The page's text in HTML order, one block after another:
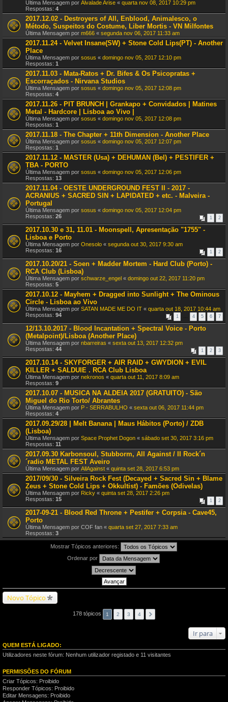
Última Mensagem por Alvalade Arise « quarta nov 08, 2017 10:29 pm
Respostas: 4
2017.12.02 - Destroyers of All, Enblood, Animalesco, o
Método, Suspeitos do Costume, Liber Mortis - VN Milfontes
Última Mensagem por m666 « segunda nov 06, 2017 11:33 am
2017.11.24 - Velvet Insane(SW) + Stone Cold Lips(PT) - Another
Place
Última Mensagem por sosus « domingo nov 05, 2017 12:10 pm
Respostas: 1
2017.11.03 - Mata-Ratos + Dr. Bifes & Os Psicopratas +
Escorraçados - Nirvana Studios
Última Mensagem por sosus « domingo nov 05, 2017 12:08 pm
Respostas: 4
2017.11.26 - PIT BRUNCH | Grankapo + Convidados | Matines
Metal - Hardcore | Lisboa ao Vivo |
Última Mensagem por sosus « domingo nov 05, 2017 12:08 pm
Respostas: 1
2017.11.18 - The Chapter + 11th Dimension - Another Place
Última Mensagem por sosus « domingo nov 05, 2017 12:07 pm
Respostas: 1
2017.11.12 - MASTER (Usa) + DEHUMAN (Bel) + PESTIFER +
TBA - PORTO
Última Mensagem por sosus « domingo nov 05, 2017 12:06 pm
Respostas: 13
2017.11.04 - OESTE UNDERGROUND FEST II - 2017 -
ACRANIUS + SACRED SIN + LAPIDATED + etc. - Malveira -
Portugal
Última Mensagem por sosus « domingo nov 05, 2017 12:04 pm
Respostas: 26 1 2
2017.10.30 e 31, 11.01 - Moonspell, Apresentação "1755" -
Lisboa e Porto
Última Mensagem por Onesolo « segunda out 30, 2017 9:30 am
Respostas: 16 1 2
2017.10.20/21 - Soen + Madder Mortem - Hard Club (Porto) -
RCA Club (Lisboa)
Última Mensagem por schwarze_engel « domingo out 22, 2017 11:20 pm
Respostas: 5
2017.10.12 - Mayhem + Dragged into Sunlight + The Ominous
Circle - Lisboa ao Vivo
Última Mensagem por SATAN MADE ME DO IT « quarta out 18, 2017 10:44 am
Respostas: 94 1 … 4 5 6 7
12/13.10.2017 - Blood Incantation + Spectral Voice - Porto
(Metalpoint)/Lisboa (Another Place)
Última Mensagem por nbarreiras « sexta out 13, 2017 12:32 pm
Respostas: 44 1 2 3
2017.10.14 - SKYFORGER + AIR RAID + GWYDION + EVIL
KILLER + SALDUIE . RCA Club Lisboa
Última Mensagem por nekronos « quarta out 11, 2017 8:09 am
Respostas: 9
2017.10.07 - MUSICA NA ALDEIA 2017 (GRATUITO) - São
Miguel do Rio Torto/ Abrantes
Última Mensagem por P - SERRABULHO « sexta out 06, 2017 11:44 pm
Respostas: 4
2017.09.29/28 | Melt Banana | Maus Hábitos (Porto) / ZDB
(Lisboa)
Última Mensagem por Space Prophet Dogon « sábado set 30, 2017 3:16 pm
Respostas: 11
2017.09.30 Karbonsoul, Stubborm, All Against / II Rock´n
´radio METAL FEST Aveiro
Última Mensagem por AllAgainst « quinta set 28, 2017 6:53 pm
2017/09/30 - Silveira Rock Fest (Decayed + Sacred Sin + Blame
Zeus + Stone Cold Lips + Okkultist) - Famões (Odivelas)
Última Mensagem por Ricky « quinta set 28, 2017 2:26 pm
Respostas: 15 1 2
2017-09-21 - Blood Red Throne + Pestifer + Corpsia - Cave45,
Porto
Última Mensagem por COF fan « quarta set 27, 2017 7:33 am
Respostas: 3
Mostrar Tópicos anteriores:
Ordenar por
Novo Tópico
178 tópicos 1 2 3 4
Ir para
QUEM ESTÁ LIGADO:
Utilizadores neste fórum: Nenhum utilizador registado e 11 visitantes
PERMISSÕES DO FÓRUM
Criar Tópicos: Proibido
Responder Tópicos: Proibido
Editar Mensagens: Proibido